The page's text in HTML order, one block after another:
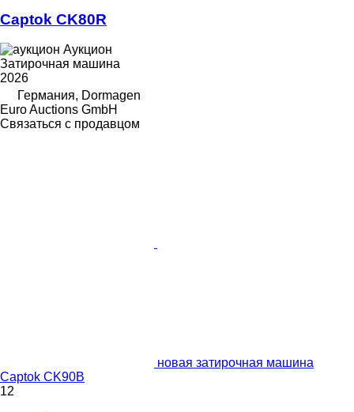
Captok CK80R
Аукцион
Затирочная машина
2026
Германия, Dormagen
Euro Auctions GmbH
Связаться с продавцом
новая затирочная машина
Captok CK90B
12